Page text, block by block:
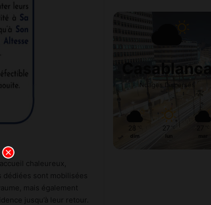
chaleureux,
dédiées sont mobilisées
mais également
jusqu’à leur retour.
Casablanca
Nuages Dispersés
28
dim
27